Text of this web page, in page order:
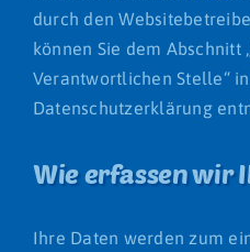
durch den
können Sie dem Abschnitt
Verantwortlichen Stelle“
Datenschutzerklärung
Wie erfassen wir
Ihre Daten werden zum